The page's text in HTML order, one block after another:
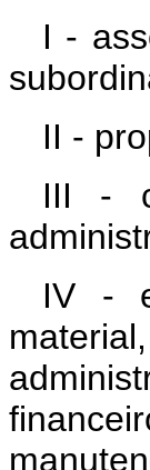
I -
II -
III -
IV -